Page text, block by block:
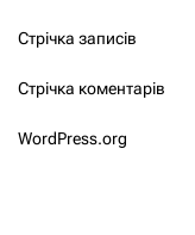
Стрічка записів
Стрічка коментарів
WordPress.org